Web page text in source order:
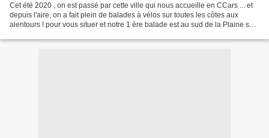
Cet été 2020 , on est passé par cette ville qui nous accueille en CCars ... et
depuis l'aire, on a fait plein de balades à vélos sur toutes les côtes aux
alentours ! pour vous situer et notre 1 ère balade est au sud de la Plaine sur